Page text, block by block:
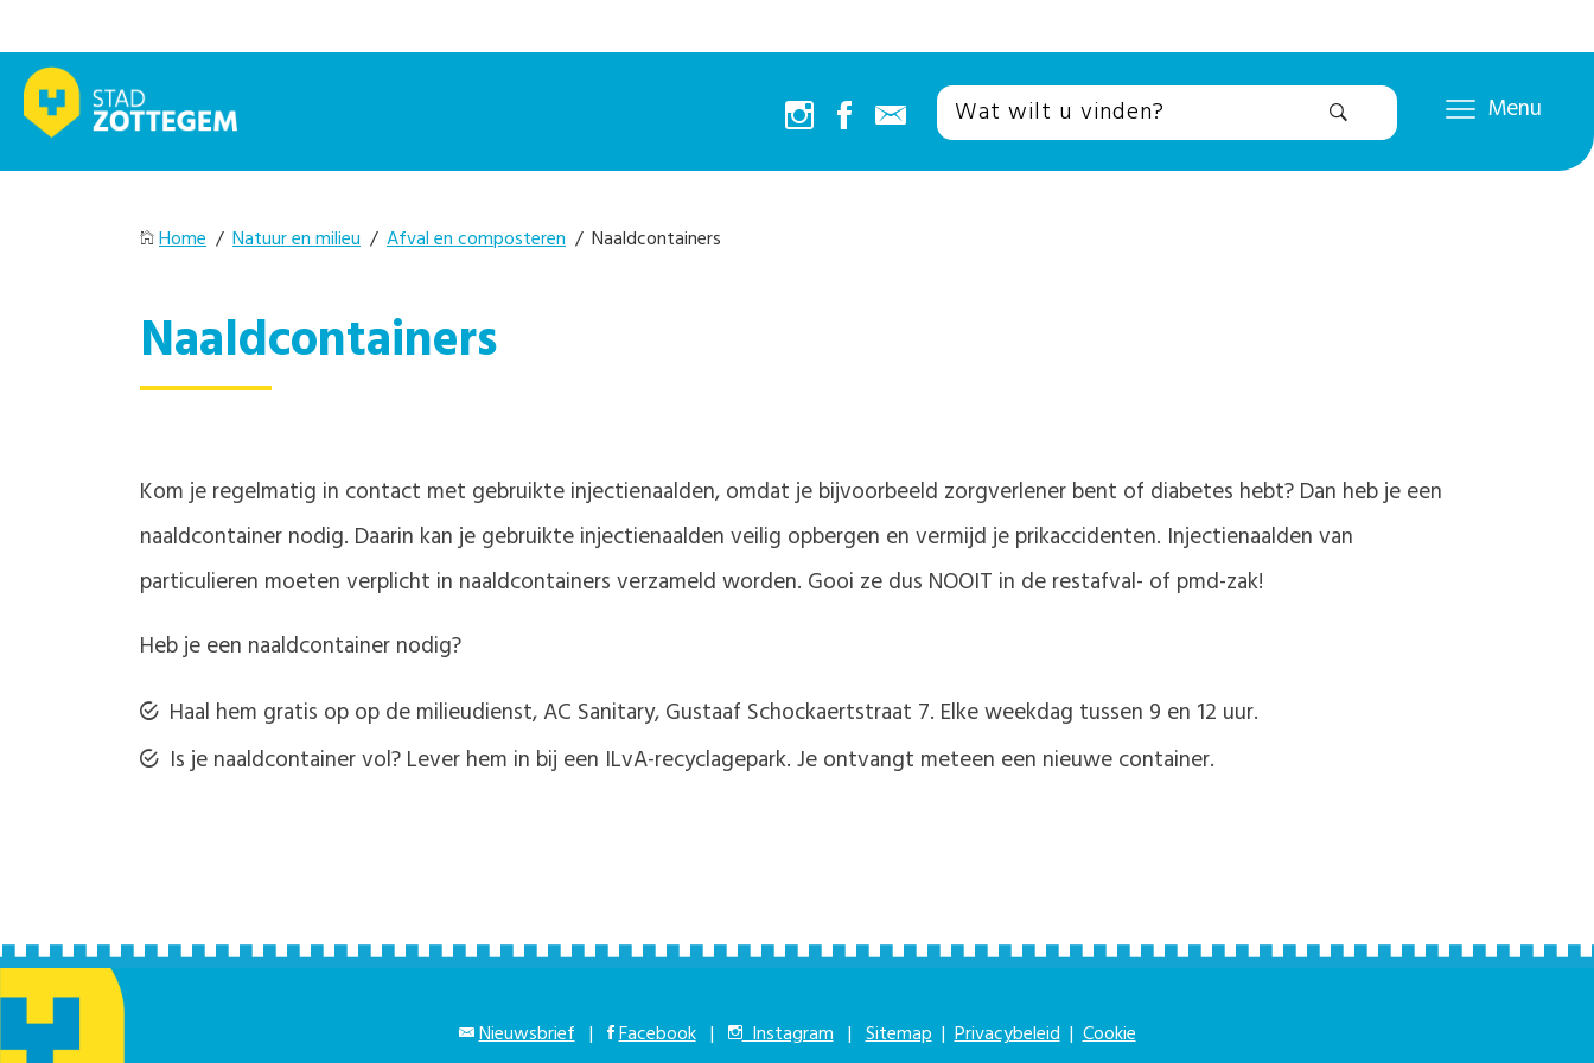
Menu
Home / Natuur en milieu / Afval en composteren / Naaldcontainers
Naaldcontainers
Kom je regelmatig in contact met gebruikte injectienaalden, omdat je bijvoorbeeld zorgverlener bent of diabetes hebt? Dan heb je een
naaldcontainer nodig. Daarin kan je gebruikte injectienaalden veilig opbergen en vermijd je prikaccidenten. Injectienaalden van
particulieren moeten verplicht in naaldcontainers verzameld worden. Gooi ze dus NOOIT in de restafval- of pmd-zak!
Heb je een naaldcontainer nodig?
Haal hem gratis op op de milieudienst, AC Sanitary, Gustaaf Schockaertstraat 7. Elke weekdag tussen 9 en 12 uur.
Is je naaldcontainer vol? Lever hem in bij een ILvA-recyclagepark. Je ontvangt meteen een nieuwe container.
Nieuwsbrief | Facebook | Instagram | Sitemap |Privacybeleid |Cookie